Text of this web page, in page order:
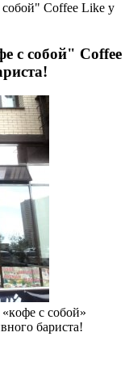
собoй" Соffee Like у
c собoй" Соffee
c собoй»
баристa!